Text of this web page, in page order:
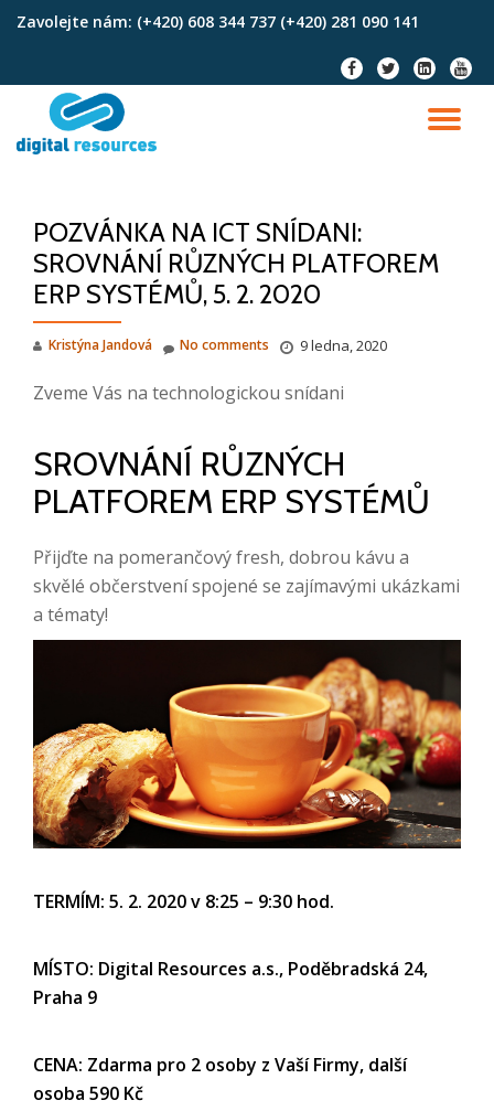
Zavolejte nám: (+420) 608 344 737 (+420) 281 090 141
fa-
facebook
fa-
twitter
fa-
linkedin-
square
fa-
POZVÁNKA NA ICT SNÍDANI:
SROVNÁNÍ RŮZNÝCH PLATFOREM
ERP SYSTÉMŮ, 5. 2. 2020
Kristýna Jandová 9 ledna, 2020
No comments
Zveme Vás na technologickou snídani
SROVNÁNÍ RŮZNÝCH
PLATFOREM ERP SYSTÉMŮ
Přijďte na pomerančový fresh, dobrou kávu a
skvělé občerstvení spojené se zajímavými ukázkami
a tématy!
TERMÍM: 5. 2. 2020 v 8:25 – 9:30 hod.
MÍSTO: Digital Resources a.s., Poděbradská 24,
Praha 9
CENA: Zdarma pro 2 osoby z Vaší Firmy, další
osoba 590 Kč